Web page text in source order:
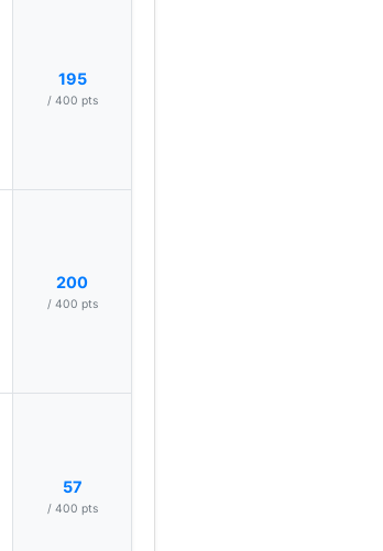
195
/ 400 pts
200
/ 400 pts
57
/ 400 pts